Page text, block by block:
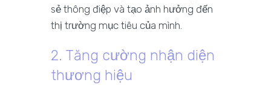
sẻ thông điệp và tạo ảnh hưởng đến
thị trường mục tiêu của mình.
2. Tăng cường nhận diện
thương hiệu